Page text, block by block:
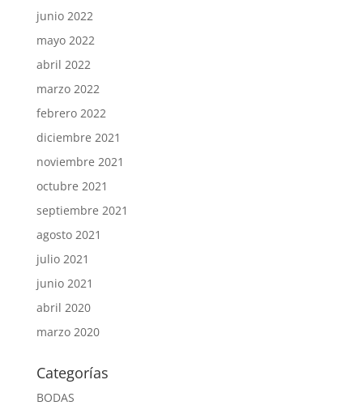
junio 2022
mayo 2022
abril 2022
marzo 2022
febrero 2022
diciembre 2021
noviembre 2021
octubre 2021
septiembre 2021
agosto 2021
julio 2021
junio 2021
abril 2020
marzo 2020
Categorías
BODAS